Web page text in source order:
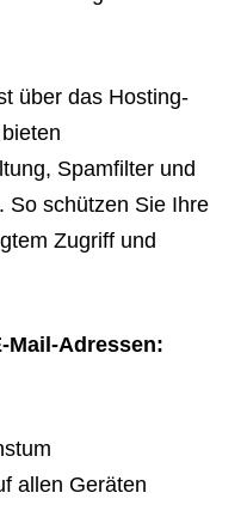
über das Hosting-
Spamfilter und
So schützen Sie Ihre
Zugriff und
Mail-Adressen:
allen Geräten